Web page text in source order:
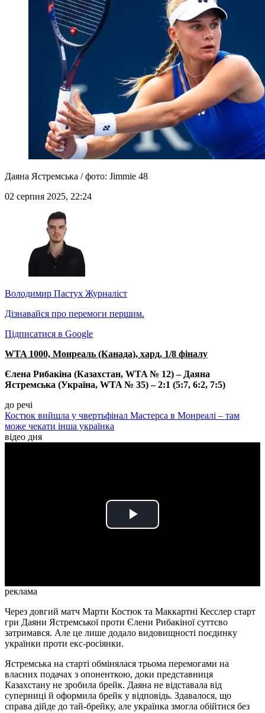
Даяна Ястремська / фото: Jimmie 48
02 серпня 2025, 22:24
Володимир Пастух Журналіст
Дізнавайся про перемоги першим.
Підписатися в Google
WTA 1000, Монреаль (Канада), хард, 1/8 фіналу
Єлена Рибакіна (Казахстан, WTA № 12) – Даяна
Ястремська (Україна, WTA № 35) – 2:1 (5:7, 6:2, 7:5)
до речі
Костюк вийшла у чвертьфінал Мастерса в Монреалі – там
може чекати інша українка
відео дня
Play
реклама
Через довгий матч Марти Костюк та Маккартні Кесслер старт
гри Даяни Ястремської проти Єлени Рибакіної суттєво
затримався. Але це лише додало видовищності поєдинку
українки проти екс-росіянки.
Ястремська на старті обмінялася трьома перемогами на
власних подачах з опоненткою, доки представниця
Казахстану не зробила брейк. Даяна не відставала від
суперниці й оформила брейк у відповідь. Здавалося, що
справа дійде до тай-брейку, але українка змогла обійтися без